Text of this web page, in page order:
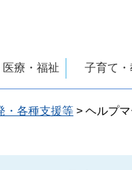
医療・福祉 子育て
・各種支援等 > ヘルプ